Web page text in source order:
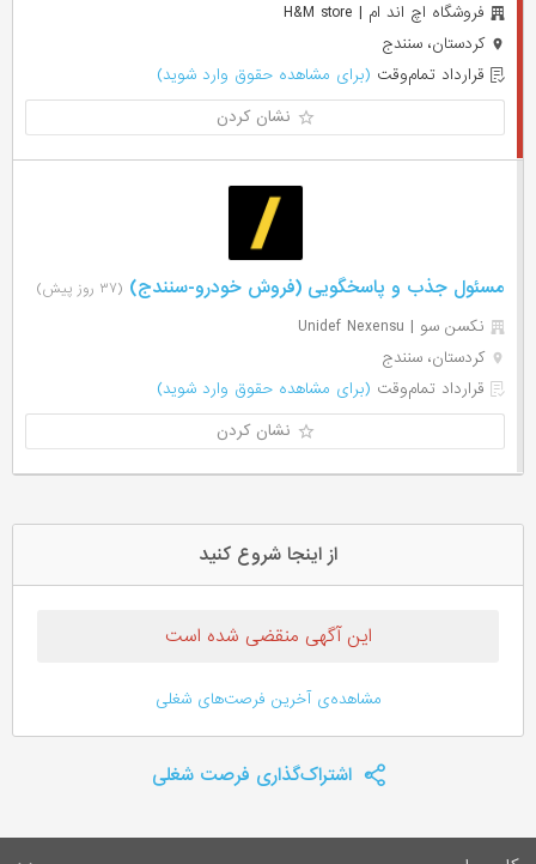
فروشگاه اچ اند ام | H&M store
کردستان، سنندج
قرارداد تمام‌وقت (برای مشاهده حقوق وارد شوید)
نشان کردن
مسئول جذب و پاسخگویی (فروش خودرو-سنندج) (۳۷ روز پیش)
نکسن سو | Unidef Nexensu
کردستان، سنندج
قرارداد تمام‌وقت (برای مشاهده حقوق وارد شوید)
نشان کردن
از اینجا شروع کنید
این آگهی منقضی شده است
مشاهده‌ی آخرین فرصت‌های شغلی
اشتراک‌گذاری فرصت شغلی